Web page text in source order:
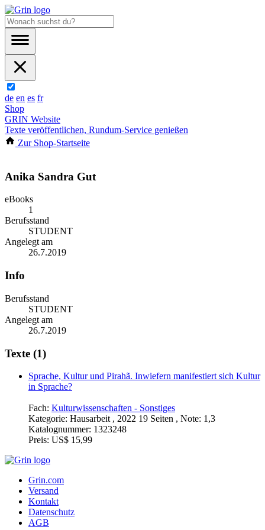
de en es fr
Shop
GRIN Website
Texte veröffentlichen, Rundum-Service genießen
Zur Shop-Startseite
Anika Sandra Gut
eBooks
1
Berufsstand
STUDENT
Angelegt am
26.7.2019
Info
Berufsstand
STUDENT
Angelegt am
26.7.2019
Texte (1)
Sprache, Kultur und Pirahã. Inwiefern manifestiert sich Kultur
in Sprache?
Fach: Kulturwissenschaften - Sonstiges
Kategorie: Hausarbeit , 2022 19 Seiten , Note: 1,3
Katalognummer: 1323248
Preis: US$ 15,99
Grin.com
Versand
Kontakt
Datenschutz
AGB